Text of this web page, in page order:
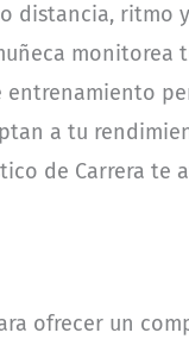
distancia, ritmo
monitorea
a tu
de Carrera
ofrecer un